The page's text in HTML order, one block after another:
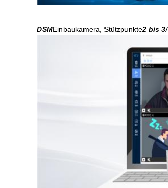
DSMEinbaukamera, Stützpunkte2 bis 3